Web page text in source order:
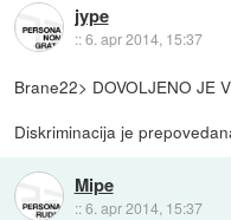
jype
::6. apr 2014, 15:37
Brane22> DOVOLJENO JE
Diskriminacija je
Mipe
::6. apr 2014, 15:37